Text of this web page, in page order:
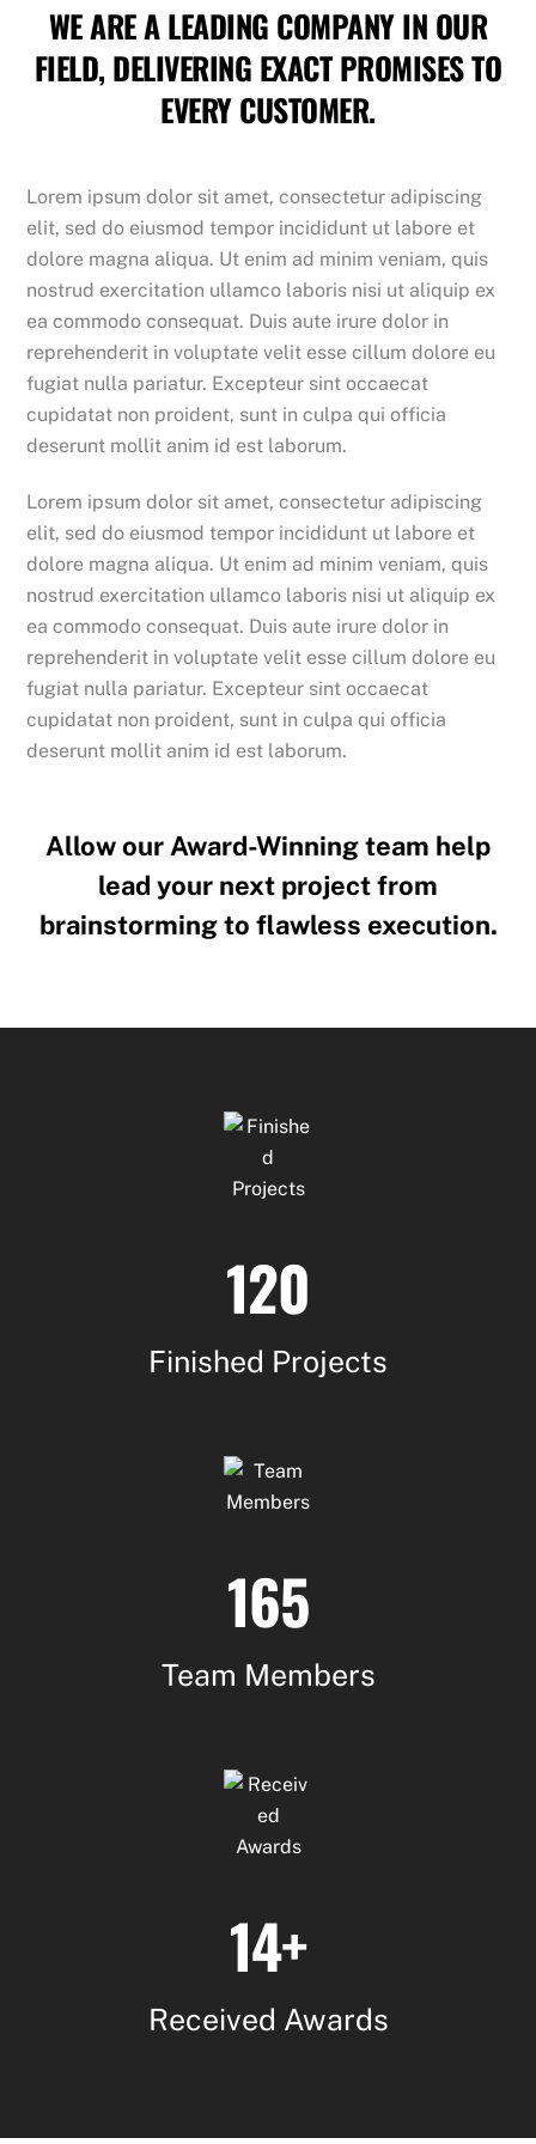
WE ARE A LEADING COMPANY IN OUR
FIELD, DELIVERING EXACT PROMISES TO
EVERY CUSTOMER.
Lorem ipsum dolor sit amet, consectetur adipiscing
elit, sed do eiusmod tempor incididunt ut labore et
dolore magna aliqua. Ut enim ad minim veniam, quis
nostrud exercitation ullamco laboris nisi ut aliquip ex
ea commodo consequat. Duis aute irure dolor in
reprehenderit in voluptate velit esse cillum dolore eu
fugiat nulla pariatur. Excepteur sint occaecat
cupidatat non proident, sunt in culpa qui officia
deserunt mollit anim id est laborum.
Lorem ipsum dolor sit amet, consectetur adipiscing
elit, sed do eiusmod tempor incididunt ut labore et
dolore magna aliqua. Ut enim ad minim veniam, quis
nostrud exercitation ullamco laboris nisi ut aliquip ex
ea commodo consequat. Duis aute irure dolor in
reprehenderit in voluptate velit esse cillum dolore eu
fugiat nulla pariatur. Excepteur sint occaecat
cupidatat non proident, sunt in culpa qui officia
deserunt mollit anim id est laborum.
Allow our Award-Winning team help
lead your next project from
brainstorming to flawless execution.
120
Finished Projects
165
Team Members
14+
Received Awards